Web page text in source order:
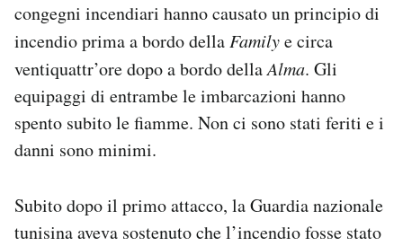
congegni incendiari hanno causato un principio di
incendio prima a bordo della Familye circa
ventiquattr’ore dopo a bordo dellaAlma. Gli
equipaggi di entrambe le imbarcazioni hanno
spento subito le fiamme. Non ci sono stati feriti e i
danni sono minimi.
Subito dopo il primo attacco, la Guardia nazionale
tunisina aveva sostenuto che l’incendio fosse stato